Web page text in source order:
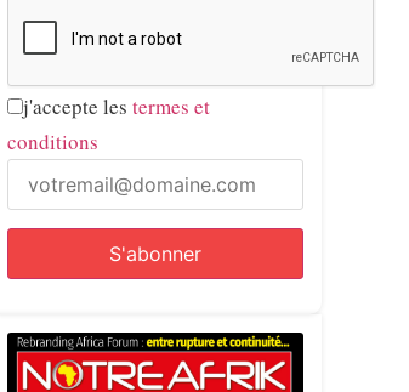
j'accepte les termes et
conditions